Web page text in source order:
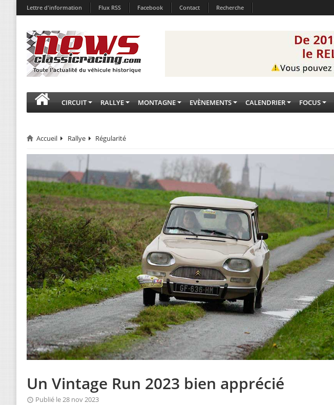
Lettre d'information Flux RSS Facebook Contact Recherche
CIRCUIT RALLYE MONTAGNE EVÈNEMENTS CALENDRIER FOCUS
Accueil Rallye Régularité
Un Vintage Run 2023 bien apprécié
Publié le 28 nov 2023